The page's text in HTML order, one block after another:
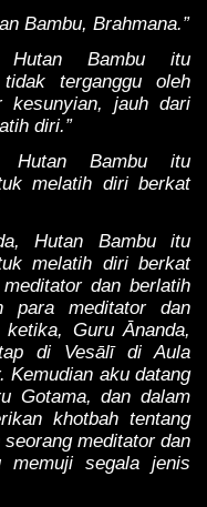
Bambu, Brahmana.”
Hutan Bambu itu
terganggu oleh
kesunyian, jauh dari
diri.”
Hutan Bambu itu
melatih diri berkat
Hutan Bambu itu
melatih diri berkat
dan berlatih
para meditator dan
Guru Ānanda,
di Vesālī di Aula
Kemudian aku datang
Gotama, dan dalam
khotbah tentang
meditator dan
memuji segala jenis